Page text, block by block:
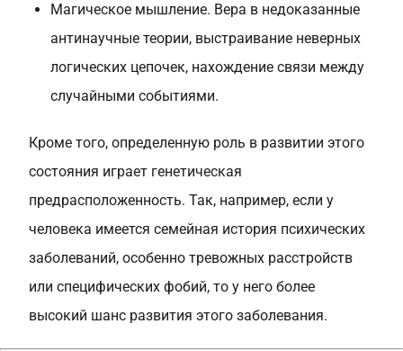
Магическое мышление. Вера в недоказанные
антинаучные теории, выстраивание неверных
логических цепочек, нахождение связи между
случайными событиями.
Кроме того, определенную роль в развитии этого
состояния играет генетическая
предрасположенность. Так, например, если у
человека имеется семейная история психических
заболеваний, особенно тревожных расстройств
или специфических фобий, то у него более
высокий шанс развития этого заболевания.